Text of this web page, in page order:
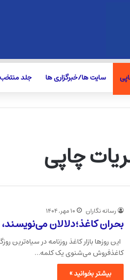
سایت ها/خبرگزاری ها جلد منتخب
چاپی
رسانه نگاران ۱۰ مهر, ۱۴۰۴
بحران کاغذ؛دلالان
این روزها بازار کاغذ روزنامه در سیاه‌ترین
کاغذفروش می‌شنوی یک کلمه…
بیشتر بخوانید »